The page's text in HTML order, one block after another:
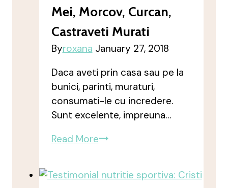
dincolo
de
„încărcarea
din
zi”
Mei, Morcov, Curcan,
Castraveti Murati
Byroxana January 27, 2018
Daca aveti prin casa sau pe la
bunici, parinti, muraturi,
consumati-le cu incredere.
Sunt excelente, impreuna…
Read MoreMei,
castraveti